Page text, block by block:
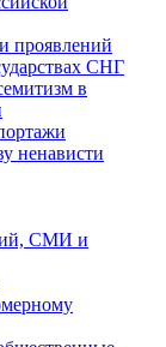
проявлений
СНГ
в
ненависти
СМИ и